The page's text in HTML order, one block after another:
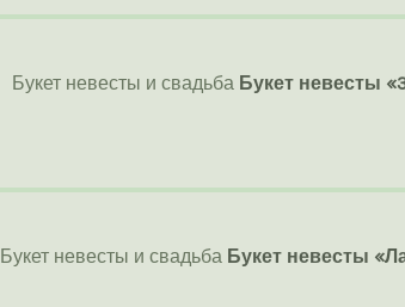
Букет невесты и свадьба Букет невесты
Букет невесты и свадьба Букет невесты